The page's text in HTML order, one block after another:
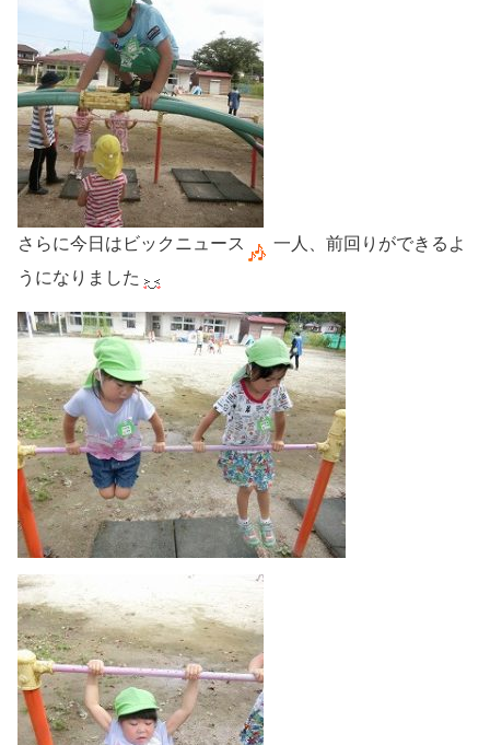
さらに今日はビックニュース
一人、前回りができるよ
うになりました